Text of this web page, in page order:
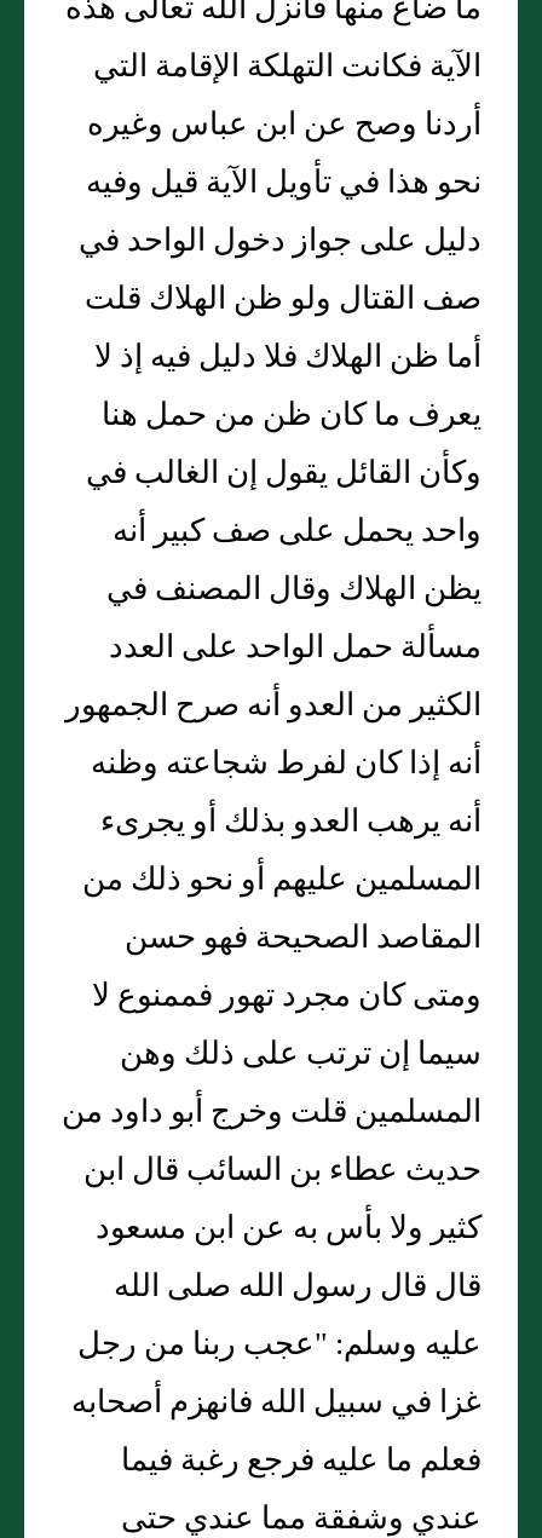
الآية فكانت التهلكة الإقامة التي
أردنا وصح عن ابن عباس وغيره
نحو هذا في تأويل الآية قيل وفيه
دليل على جواز دخول الواحد في
صف القتال ولو ظن الهلاك قلت
أما ظن الهلاك فلا دليل فيه إذ لا
يعرف ما كان ظن من حمل هنا
وكأن القائل يقول إن الغالب في
واحد يحمل على صف كبير أنه
يظن الهلاك وقال المصنف في
مسألة حمل الواحد على العدد
الكثير من العدو أنه صرح الجمهور
أنه إذا كان لفرط شجاعته وظنه
أنه يرهب العدو بذلك أو يجرىء
المسلمين عليهم أو نحو ذلك من
المقاصد الصحيحة فهو حسن
ومتى كان مجرد تهور فممنوع لا
سيما إن ترتب على ذلك وهن
المسلمين قلت وخرج أبو داود من
حديث عطاء بن السائب قال ابن
كثير ولا بأس به عن ابن مسعود
قال قال رسول الله صلى الله
عليه وسلم: "عجب ربنا من رجل
غزا في سبيل الله فانهزم أصحابه
فعلم ما عليه فرجع رغبة فيما
عندي وشفقة مما عندي حتى